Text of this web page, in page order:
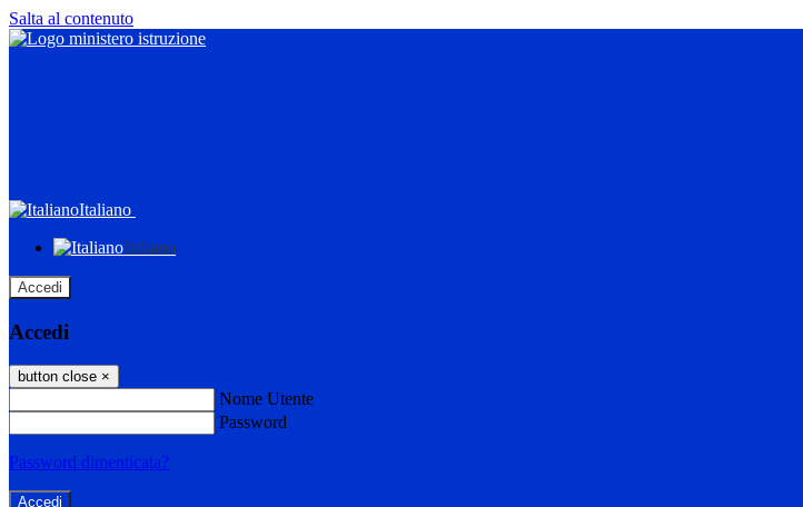
Salta al contenuto
Italiano
Italiano
Accedi
Accedi
button close ×
Nome Utente
Password
Password dimenticata?